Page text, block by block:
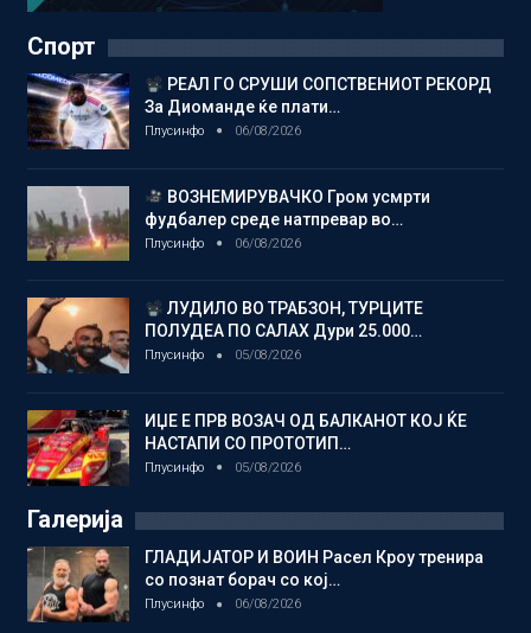
Спорт
РЕАЛ ГО СРУШИ СОПСТВЕНИОТ РЕКОРД
За Диоманде ќе плати…
Плусинфо 06/08/2026
ВОЗНЕМИРУВАЧКО Гром усмрти
фудбалер среде натпревар во…
Плусинфо 06/08/2026
ЛУДИЛО ВО ТРАБЗОН, ТУРЦИТЕ
ПОЛУДЕА ПО САЛАХ Дури 25.000…
Плусинфо 05/08/2026
ИЏЕ Е ПРВ ВОЗАЧ ОД БАЛКАНОТ КОЈ ЌЕ
НАСТАПИ СО ПРОТОТИП…
Плусинфо 05/08/2026
Галерија
ГЛАДИЈАТОР И ВОИН Расел Кроу тренира
со познат борач со кој…
Плусинфо 06/08/2026